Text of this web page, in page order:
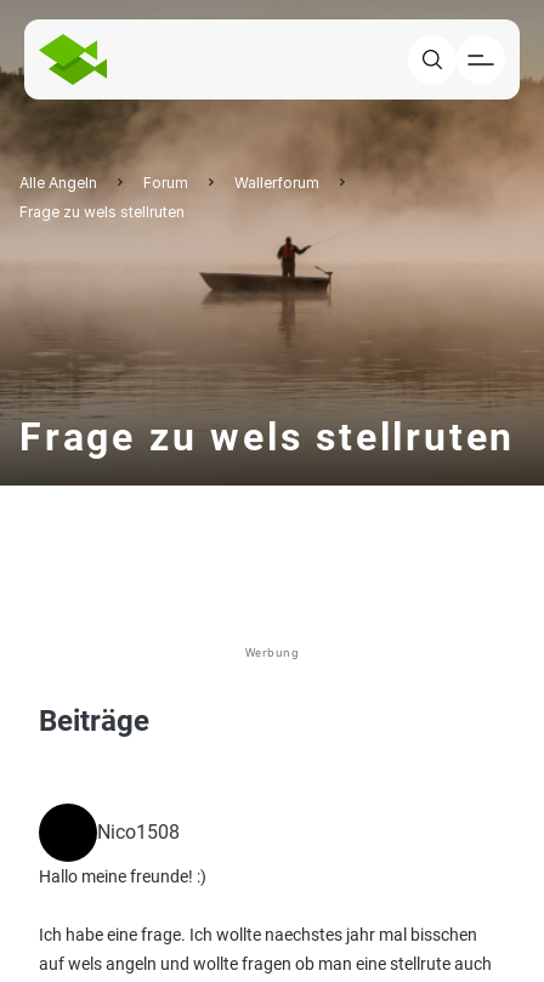
Alle Angeln Forum
Wallerforum
Frage zu wels stellruten
Frage zu wels stellruten
Werbung
Beiträge
Nico1508
Hallo meine freunde! :)
Ich habe eine frage. Ich wollte naechstes jahr mal bisschen
auf wels angeln und wollte fragen ob man eine stellrute auch